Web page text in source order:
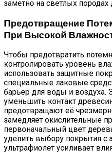
заметно на светлых породах
Предотвращение
При Высокой
Чтобы предотвратить
контролировать уровень
использовать защитные
специальные лаковые
барьер для воды и воздуха.
уменьшить контакт
предотвращают её
замедляет окислительные
первоначальный цвет
уделить выбору покрытия с
ультрафиолет усиливает